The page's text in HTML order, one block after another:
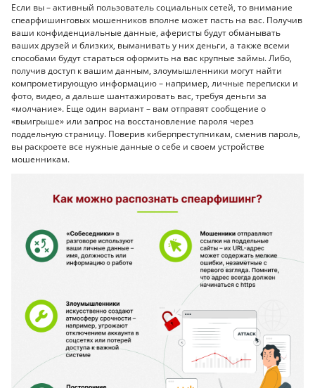
Если вы – активный пользователь социальных сетей, то внимание
спеарфишинговых мошенников вполне может пасть на вас. Получив
ваши конфиденциальные данные, аферисты будут обманывать
ваших друзей и близких, выманивать у них деньги, а также всеми
способами будут стараться оформить на вас крупные займы. Либо,
получив доступ к вашим данным, злоумышленники могут найти
компрометирующую информацию – например, личные переписки и
фото, видео, а дальше шантажировать вас, требуя деньги за
«молчание». Еще один вариант – вам отправят сообщение о
«выигрыше» или запрос на восстановление пароля через
поддельную страницу. Поверив киберпреступникам, сменив пароль,
вы раскроете все нужные данные о себе и своем устройстве
мошенникам.